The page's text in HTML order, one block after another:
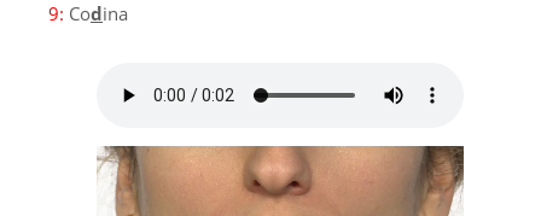
9: Codina